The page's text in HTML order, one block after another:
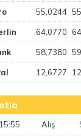
55,0244
64,0770
58,7380
12,6727
15:55 Alış